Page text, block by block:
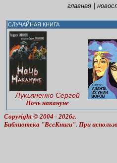
главная|
СЛУЧАЙНАЯ КНИГА
Лукьяненко Сергей
Ночь накануне
Copyright © 2004 - 2026г.
Библиотека "ВсеКниги". При